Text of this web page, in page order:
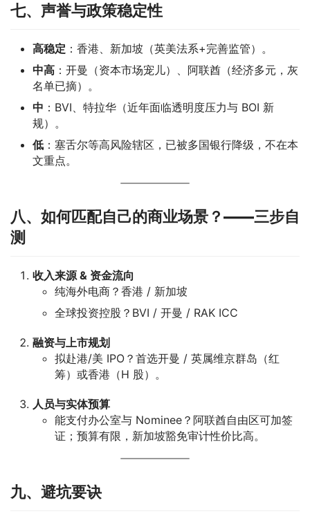
七、声誉与政策稳定性
高稳定 ：香港、新加坡（英美法系+完善监管）。
中高 ：开曼（资本市场宠儿）、阿联酋（经济多元，灰
名单已摘）。
中 ：BVI、特拉华（近年面临透明度压力与 BOI 新
规）。
低 ：塞舌尔等高风险辖区，已被多国银行降级，不在本
文重点。
八、如何匹配自己的商业场景？——三步自
测
收入来源 & 资金流向
纯海外电商？香港 / 新加坡
全球投资控股？BVI / 开曼 / RAK ICC
融资与上市规划
拟赴港/美 IPO？首选开曼 / 英属维京群岛（红
筹）或香港（H 股）。
人员与实体预算
能支付办公室与 Nominee？阿联酋自由区可加签
证；预算有限，新加坡豁免审计性价比高。
九、避坑要诀